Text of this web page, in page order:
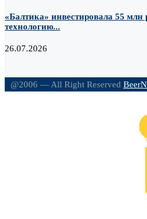
«Балтика» инвестировала 55 млн
технологию...
26.07.2026
@2006 — All Right Reserved